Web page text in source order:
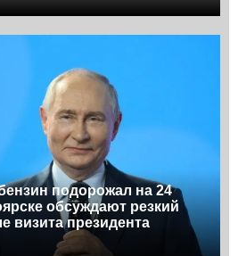
подорожал на 24
обсуждают резкий
визита президента